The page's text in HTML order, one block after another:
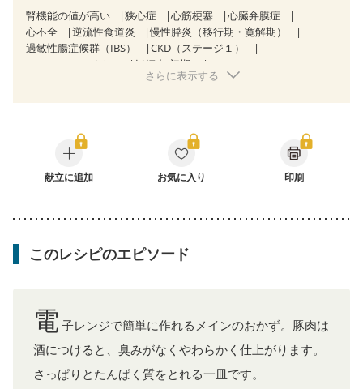
腎機能の値が高い 狭心症 心筋梗塞
心臓弁膜症
心不全
逆流性食道炎
慢性膵炎（移行期・寛解期）
過敏性腸症候群（IBS）
CKD（ステージ１）
CKD（ステージ２）
妊娠中(初期)
妊婦健診・体重増加が気になる（初期）
産後（ミルク）
関節リウマチ 低栄養予防 更年期
さらに表示する
献立に追加 お気に入り 印刷
このレシピのエピソード
電 子レンジで簡単に作れるメインのおかず。豚肉は
酒につけると、臭みがなくやわらかく仕上がります。
さっぱりとたんぱく質をとれる一皿です。